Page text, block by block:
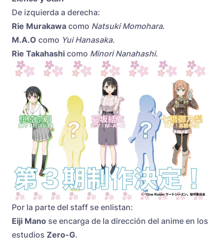
De izquierda a derecha:
Rie Murakawa como Natsuki Momohara.
M.A.O como Yui Hanasaka.
Rie Takahashi como Minori Nanahashi.
Por la parte del staff se enlistan:
Eiji Mano se encarga de la dirección del anime en los
estudios Zero-G.